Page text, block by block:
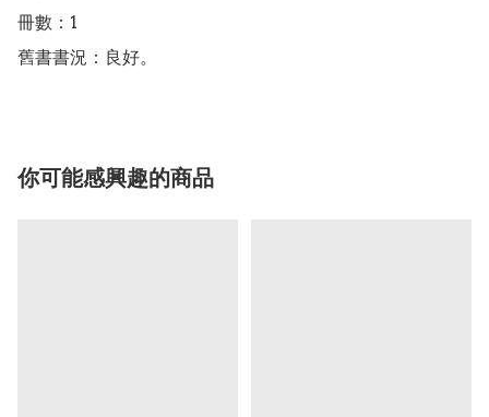
冊數：1
舊書書況：良好。
你可能感興趣的商品